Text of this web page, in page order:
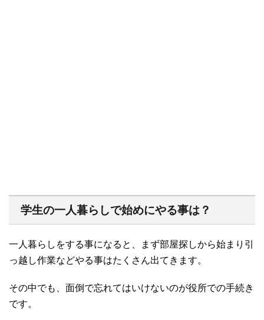
学生の一人暮らしで始めにやる事は？
一人暮らしをする事になると、まず部屋探しから始まり引
っ越し作業などやる事はたくさん出てきます。
その中でも、面倒で忘れてはいけないのが役所での手続き
です。